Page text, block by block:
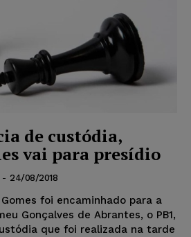
de custódia,
vai para presídio
- 24/08/2018
foi encaminhado para a
Gonçalves de Abrantes, o PB1,
que foi realizada na tarde